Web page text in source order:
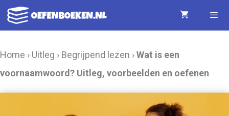
Ga
naar
Home › Uitleg › Begrijpend lezen ›Wat is een
voornaamwoord? Uitleg, voorbeelden en oefenen